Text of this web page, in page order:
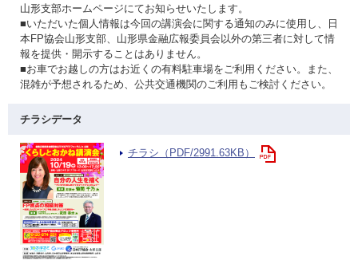
山形支部ホームページにてお知らせいたします。
■いただいた個人情報は今回の講演会に関する通知のみに使用し、日
本FP協会山形支部、山形県金融広報委員会以外の第三者に対して情
報を提供・開示することはありません。
■お車でお越しの方はお近くの有料駐車場をご利用ください。また、
混雑が予想されるため、公共交通機関のご利用もご検討ください。
チラシデータ
チラシ（PDF/2991.63KB）